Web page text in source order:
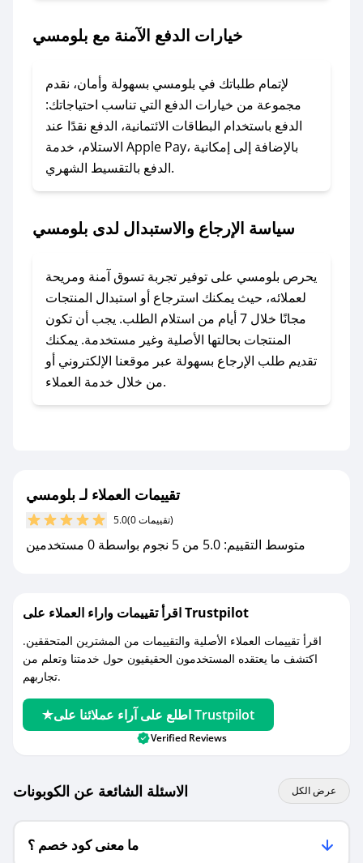
### ماذا أفعل إذا لم يعمل كود الخصم؟
الرسائل الخاصة على تويتر أو البريد الإلكتروني،
وسنقوم بحل المشكلة في أسرع وقت ممكن.
### ماذا أفعل إذا لم أجد كود خصم لمتجري
المفضل؟
في حال عدم توفر كوبونات لمتجرك المفضل، يمكنك
أسرع وقت ممكن.
### كيف تحصل على كوبونات خصم حصرية من
بلومسي؟
للحصول على كوبونات وخصومات حصرية، قم بما
يلي:
- اضغط على أيقونة متابعة لمتجر بلومسي في تطبيق
صحصح.
مع صحصح، تسوق بذكاء ووفّر على كل مشترياتك مع
خيارات الدفع الآمنة مع بلومسي
لإتمام طلباتك في بلومسي بسهولة وأمان، نقدم
مجموعة من خيارات الدفع التي تناسب احتياجاتك:
الدفع باستخدام البطاقات الائتمانية، الدفع نقدًا عند
الاستلام، خدمة Apple Pay، بالإضافة إلى إمكانية
الدفع بالتقسيط الشهري.
سياسة الإرجاع والاستبدال لدى بلومسي
يحرص بلومسي على توفير تجربة تسوق آمنة ومريحة
لعملائه، حيث يمكنك استرجاع أو استبدال المنتجات
مجانًا خلال 7 أيام من استلام الطلب. يجب أن تكون
المنتجات بحالتها الأصلية وغير مستخدمة. يمكنك
تقديم طلب الإرجاع بسهولة عبر موقعنا الإلكتروني أو
من خلال خدمة العملاء.
تقييمات العملاء لـ بلومسي
5.0 (0 تقييمات)
متوسط التقييم: 5.0 من 5 نجوم بواسطة 0 مستخدمين
اقرأ تقييمات واراء العملاء على Trustpilot
اقرأ تقييمات العملاء الأصلية والتقييمات من المشترين المتحققين.
اكتشف ما يعتقده المستخدمون الحقيقيون حول خدمتنا وتعلم من
تجاربهم.
اطلع على آراء عملائنا على Trustpilot
Verified Reviews
الاسئلة الشائعة عن الكوبونات عرض الكل
ما معنى كود خصم ؟